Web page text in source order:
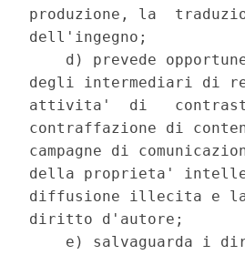
produzione, la
dell'ingegno;
d) prevede
degli intermediari di
attivita'  di
contraffazione di
campagne di
della proprieta'
diffusione illecita e
diritto d'autore;
e) salvaguarda i